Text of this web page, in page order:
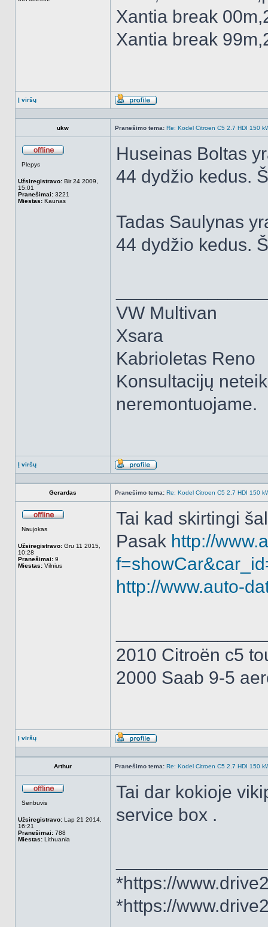
Xantia break
Xantia break
Į viršų
Aprašymas
ukw Pranešimo tema: Re: Kodel Citroen C5 2.7 HDI 150
Plepys
Užsiregistravo: Bir 24 2009,
15:01
Pranešimai: 3221
Miestas: Kaunas
Huseinas Boltas
44 dydžio kedus.
Tadas Saulynas
44 dydžio kedus.
VW Multivan
Xsara
Kabrioletas Reno
Konsultacijų
neremontuojame.
Į viršų
Aprašymas
Gerardas Pranešimo tema: Re: Kodel Citroen C5 2.7 HDI 150
Naujokas
Užsiregistravo: Gru 11 2015,
10:28
Pranešimai: 9
Miestas: Vilnius
Tai kad skirtingi
Pasak http://
http://www.auto-
2010 Citroën c5
2000 Saab 9-5
Į viršų
Aprašymas
Arthur Pranešimo tema: Re: Kodel Citroen C5 2.7 HDI 150
Senbuvis
Užsiregistravo: Lap 21 2014,
16:21
Pranešimai: 788
Miestas: Lithuania
Tai dar kokioje
service box .
*https://
*https://